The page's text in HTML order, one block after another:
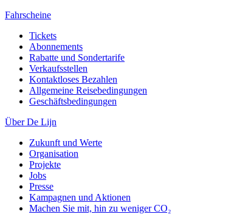
Fahrscheine
Tickets
Abonnements
Rabatte und Sondertarife
Verkaufsstellen
Kontaktloses Bezahlen
Allgemeine Reisebedingungen
Geschäftsbedingungen
Über De Lijn
Zukunft und Werte
Organisation
Projekte
Jobs
Presse
Kampagnen und Aktionen
Machen Sie mit, hin zu weniger CO₂